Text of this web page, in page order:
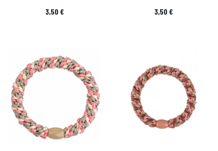
Prix
3,50 € Prix
3,50 €